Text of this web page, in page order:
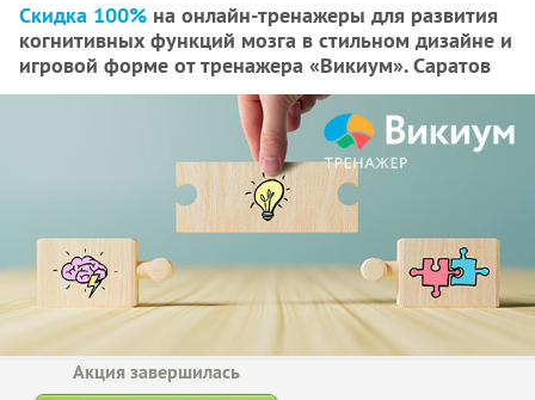
Скидка 100% на онлайн-тренажеры для развития
когнитивных функций мозга в стильном дизайне и
игровой форме от тренажера «Викиум». Саратов
Акция завершилась